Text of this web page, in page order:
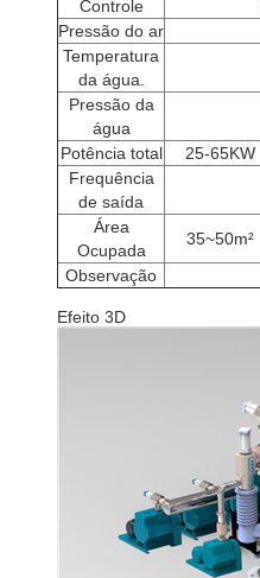
Controle
Pressão do ar
Temperatura
da água.
Pressão da
água
Potência total
25-65KW
Frequência
de saída
Área
Ocupada
35~50m²
Observação
Efeito 3D